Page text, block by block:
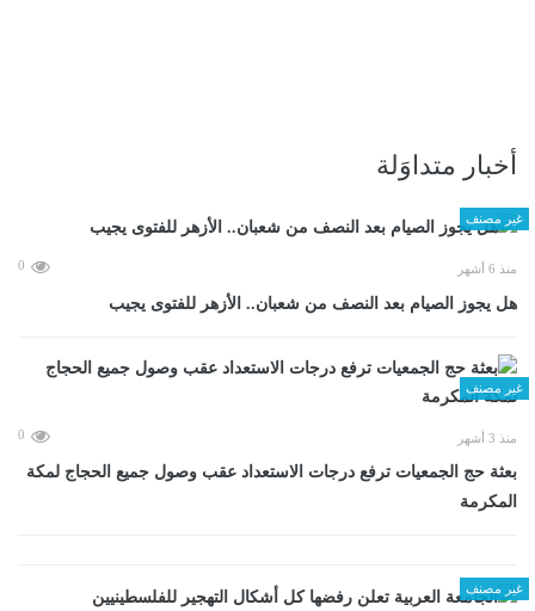
أخبار متداوَلة
غير مصنف
منذ 6 أشهر 0
هل يجوز الصيام بعد النصف من شعبان.. الأزهر للفتوى يجيب
غير مصنف
منذ 3 أشهر 0
بعثة حج الجمعيات ترفع درجات الاستعداد عقب وصول جميع الحجاج لمكة
المكرمة
غير مصنف